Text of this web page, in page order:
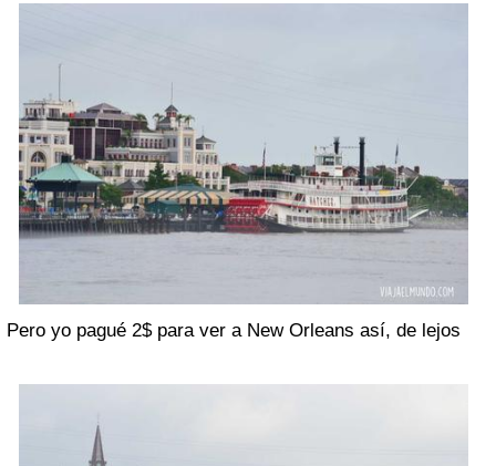
Pero yo pagué 2$ para ver a New Orleans así, de lejos